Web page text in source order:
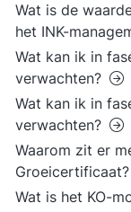
Wat is de
het INK-
Wat kan ik in
verwachten?
Wat kan ik in
verwachten?
Waarom zit er
Groeicertificaat?
Wat is het KO-